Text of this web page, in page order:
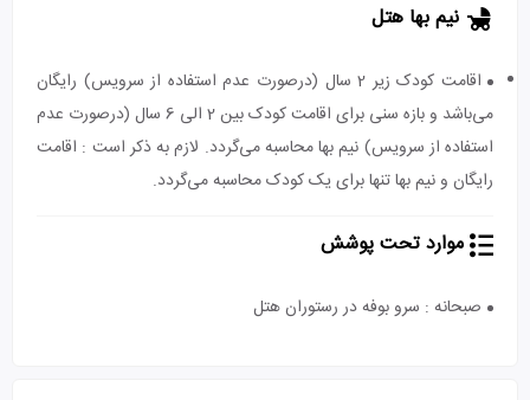
نیم بها هتل
اقامت کودک زیر 2 سال (درصورت عدم استفاده از سرویس) رایگان
می‌باشد و بازه سنی برای اقامت کودک بین 2 الی 6 سال (درصورت عدم
استفاده از سرویس) نیم بها محاسبه می‌گردد. لازم به ذکر است : اقامت
رایگان و نیم بها تنها برای یک کودک محاسبه می‌گردد.
موارد تحت پوشش
صبحانه : سرو بوفه در رستوران هتل